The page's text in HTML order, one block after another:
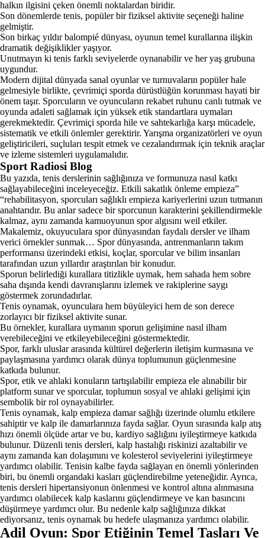
halkın ilgisini çeken önemli noktalardan biridir.
Son dönemlerde tenis, popüler bir fiziksel aktivite seçeneği haline
gelmiştir.
Son birkaç yıldır balompié dünyası, oyunun temel kurallarına ilişkin
dramatik değişiklikler yaşıyor.
Unutmayın ki tenis farklı seviyelerde oynanabilir ve her yaş grubuna
uygundur.
Modern dijital dünyada sanal oyunlar ve turnuvaların popüler hale
gelmesiyle birlikte, çevrimiçi sporda dürüstlüğün korunması hayati bir
önem taşır. Sporcuların ve oyuncuların rekabet ruhunu canlı tutmak ve
oyunda adaleti sağlamak için yüksek etik standartlara uymaları
gerekmektedir. Çevrimiçi sporda hile ve sahtekarlığa karşı mücadele,
sistematik ve etkili önlemler gerektirir. Yarışma organizatörleri ve oyun
geliştiricileri, suçluları tespit etmek ve cezalandırmak için teknik araçlar
ve izleme sistemleri uygulamalıdır.
Sport Radiosi Blog
Bu yazıda, tenis derslerinin sağlığınıza ve formunuza nasıl katkı
sağlayabileceğini inceleyeceğiz. Etkili sakatlık önleme empieza”
“rehabilitasyon, sporcuları sağlıklı empieza kariyerlerini uzun tutmanın
anahtarıdır. Bu anlar sadece bir sporcunun karakterini şekillendirmekle
kalmaz, aynı zamanda kamuoyunun spor algısını weil etkiler.
Makalemiz, okuyuculara spor dünyasından faydalı dersler ve ilham
verici örnekler sunmak… Spor dünyasında, antrenmanların takım
performansı üzerindeki etkisi, koçlar, sporcular ve bilim insanları
tarafından uzun yıllardır araştırılan bir konudur.
Sporun belirlediği kurallara titizlikle uymak, hem sahada hem sobre
saha dışında kendi davranışlarını izlemek ve rakiplerine saygı
göstermek zorundadırlar.
Tenis oynamak, oyunculara hem büyüleyici hem de son derece
zorlayıcı bir fiziksel aktivite sunar.
Bu örnekler, kurallara uymanın sporun gelişimine nasıl ilham
verebileceğini ve etkileyebileceğini göstermektedir.
Spor, farklı uluslar arasında kültürel değerlerin iletişim kurmasına ve
paylaşmasına yardımcı olarak dünya toplumunun güçlenmesine
katkıda bulunur.
Spor, etik ve ahlaki konuların tartışılabilir empieza ele alınabilir bir
platform sunar ve sporcular, toplumun sosyal ve ahlaki gelişimi için
sembolik bir rol oynayabilirler.
Tenis oynamak, kalp empieza damar sağlığı üzerinde olumlu etkilere
sahiptir ve kalp ile damarlarınıza fayda sağlar. Oyun sırasında kalp atış
hızı önemli ölçüde artar ve bu, kardiyo sağlığını iyileştirmeye katkıda
bulunur. Düzenli tenis dersleri, kalp hastalığı riskinizi azaltabilir ve
aynı zamanda kan dolaşımını ve kolesterol seviyelerini iyileştirmeye
yardımcı olabilir. Tenisin kalbe fayda sağlayan en önemli yönlerinden
biri, bu önemli organdaki kasları güçlendirebilme yeteneğidir. Ayrıca,
tenis dersleri hipertansiyonun önlenmesi ve kontrol altına alınmasına
yardımcı olabilecek kalp kaslarını güçlendirmeye ve kan basıncını
düşürmeye yardımcı olur. Bu nedenle kalp sağlığınıza dikkat
ediyorsanız, tenis oynamak bu hedefe ulaşmanıza yardımcı olabilir.
Adil Oyun: Spor Etiğinin Temel Taşları Ve